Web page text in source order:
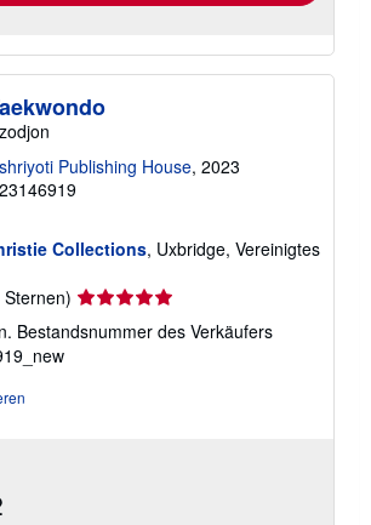
Publishing House, 2023
Collections, Uxbridge, Vereinigtes
Verkäuferbewertung
5
von
Bestandsnummer des Verkäufers